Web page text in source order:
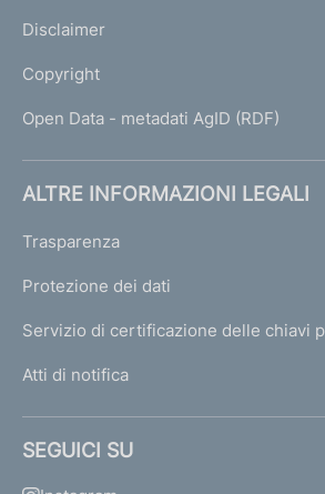
Disclaimer
Copyright
Open Data - metadati AgID (RDF)
ALTRE INFORMAZIONI LEGALI
Trasparenza
Protezione dei dati
Servizio di certificazione delle chiavi
Atti di notifica
SEGUICI SU